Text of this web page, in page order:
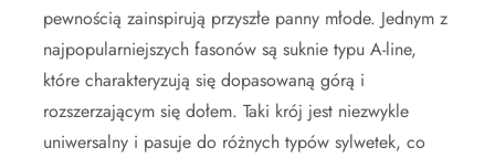
pewnością zainspirują przyszłe panny młode. Jednym z
najpopularniejszych fasonów są suknie typu A-line,
które charakteryzują się dopasowaną górą i
rozszerzającym się dołem. Taki krój jest niezwykle
uniwersalny i pasuje do różnych typów sylwetek, co